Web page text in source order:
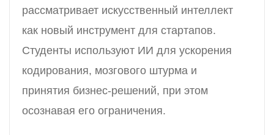
рассматривает искусственный интеллект
как новый инструмент для стартапов.
Студенты используют ИИ для ускорения
кодирования, мозгового штурма и
принятия бизнес-решений, при этом
осознавая его ограничения.